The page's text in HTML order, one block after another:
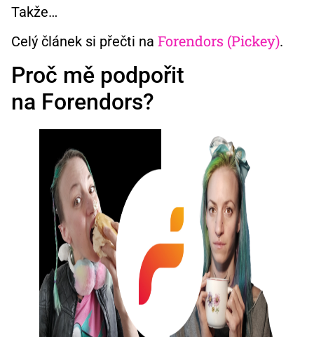
Takže…
Celý článek si přečti na Forendors (Pickey).
Proč mě podpořit
na Forendors?